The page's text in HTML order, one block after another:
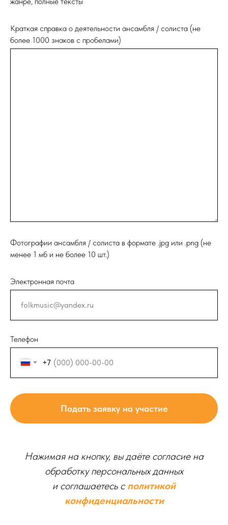
Краткая справка о деятельности ансамбля / солиста (не
более 1000 знаков с пробелами)
Фотографии ансамбля / солиста в формате .jpg или .png (не
менее 1 мб и не более 10 шт.)
Электронная почта
Телефон
+7
Подать заявку на участие
Нажимая на кнопку, вы даёте согласие на
обработку персональных данных
и соглашаетесь c политикой
конфиденциальности